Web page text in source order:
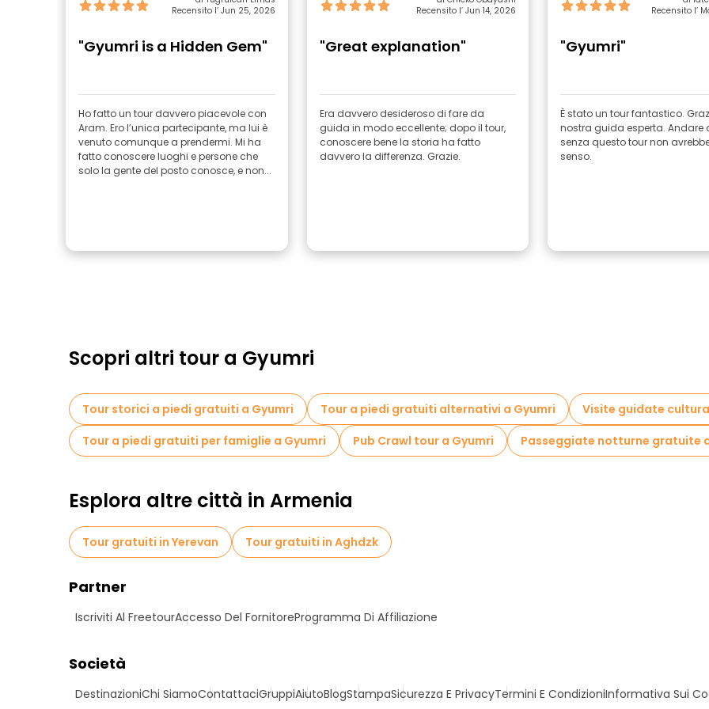
Recensito l’ Jun 25, 2026
"Gyumri is a Hidden Gem"
Ho fatto un tour davvero piacevole con
Aram. Ero l’unica partecipante, ma lui è
venuto comunque a prendermi. Mi ha
fatto conoscere luoghi e persone che
solo la gente del posto conosce, e non...
Recensito l’ Jun 14, 2026
"Great explanation"
Era davvero desideroso di fare da
guida in modo eccellente; dopo il tour,
conoscere bene la storia ha fatto
davvero la differenza. Grazie.
Recensito l’
"Gyumri"
È stato un tour fantastico.
nostra guida esperta. Andare
senza questo tour non
senso.
Scopri altri tour a Gyumri
Tour storici a piedi gratuiti a Gyumri Tour a piedi gratuiti alternativi a Gyumri
Visite guidate
Tour a piedi gratuiti per famiglie a Gyumri
Pub Crawl tour a Gyumri Passeggiate notturne gratuite
Esplora altre città in Armenia
Tour gratuiti in Yerevan Tour gratuiti in Aghdzk
Partner
Iscriviti Al FreetourAccesso Del FornitoreProgramma Di Affiliazione
Società
DestinazioniChi SiamoContattaciGruppiAiutoBlogStampaSicurezza E PrivacyTermini E CondizioniInformativa Sui